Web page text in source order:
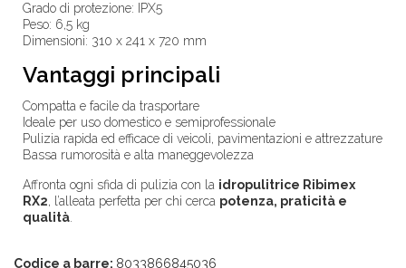
Grado di protezione: IPX5
Peso: 6,5 kg
Dimensioni: 310 x 241 x 720 mm
Vantaggi principali
Compatta e facile da trasportare
Ideale per uso domestico e semiprofessionale
Pulizia rapida ed efficace di veicoli, pavimentazioni e attrezzature
Bassa rumorosità e alta maneggevolezza
Affronta ogni sfida di pulizia con la idropulitrice Ribimex
RX2, l’alleata perfetta per chi cerca potenza, praticità e
qualità
Codice a barre: 8033866845036